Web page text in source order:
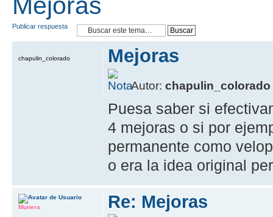
Publicar respuesta
Mejoras
Autor:chapulin_colorado
Puesa saber si
4 mejoras o si por
permanente como
o era la idea original
chapulin_colorado
Re: Mejoras
Munera